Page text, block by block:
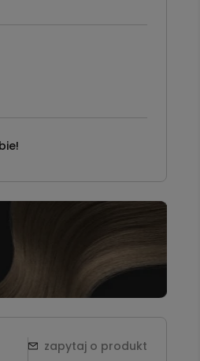
zapytaj o produkt